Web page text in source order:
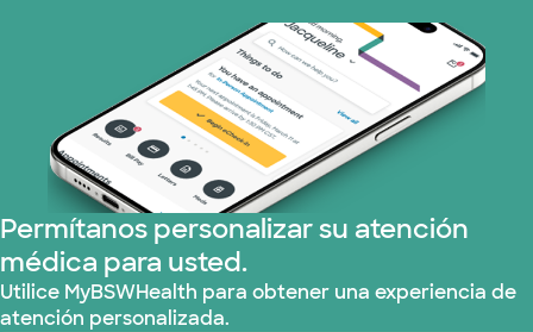
Permítanos personalizar su atención
médica para usted.
Utilice MyBSWHealth para obtener una experiencia de
atención personalizada.